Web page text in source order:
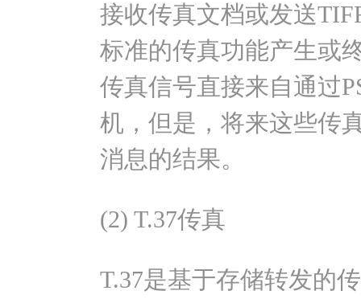
接收传真文档或发送
标准的传真功能产生或
传真信号直接来自通过
机，但是，将来这些传
消息的结果。
(2) T.37传真
T.37是基于存储转发的